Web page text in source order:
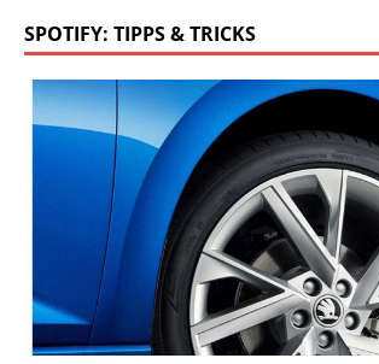
SPOTIFY: TIPPS & TRICKS